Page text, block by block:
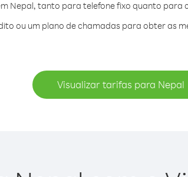
Nepal, tanto para telefone fixo quanto para
ou um plano de chamadas para obter as
Visualizar tarifas para Nepal